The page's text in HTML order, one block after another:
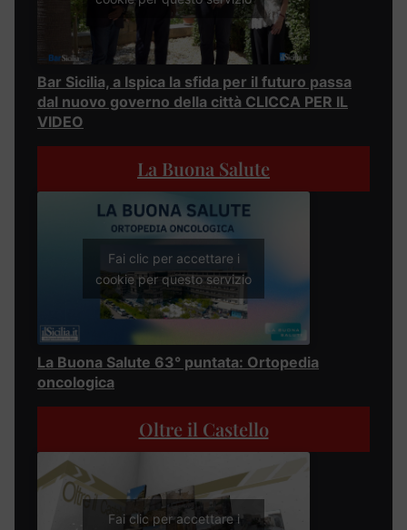
Bar Sicilia, a Ispica la sfida per il futuro passa
dal nuovo governo della città CLICCA PER IL
VIDEO
La Buona Salute
Fai clic per accettare i
cookie per questo servizio
La Buona Salute 63° puntata: Ortopedia
oncologica
Oltre il Castello
Fai clic per accettare i